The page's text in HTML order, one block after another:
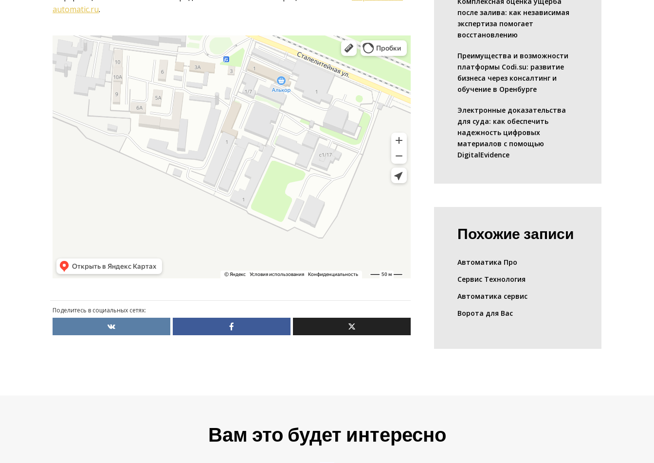
automatic.ru.
Поделитесь в социальных сетях:
после залива: как независимая
экспертиза помогает
восстановлению
Преимущества и возможности
платформы Codi.su: развитие
бизнеса через консалтинг и
обучение в Оренбурге
Электронные доказательства
для суда: как обеспечить
надежность цифровых
материалов с помощью
DigitalEvidence
Похожие записи
Автоматика Про
Сервис Технология
Автоматика сервис
Ворота для Вас
Вам это будет интересно